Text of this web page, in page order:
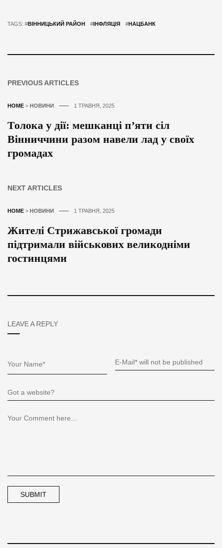
TAGS: #ВІННИЦЬКИЙ РАЙОН # ІНФЛЯЦІЯ #НАЦБАНК
PREVIOUS ARTICLES
HOME > НОВИНИ 1 ТРАВНЯ, 2025
Толока у дії: мешканці пʼяти сіл
Вінниччини разом навели лад у своїх
громадах
NEXT ARTICLES
HOME > НОВИНИ 1 ТРАВНЯ, 2025
Жителі Стрижавської громади
підтримали військових великодніми
гостинцями
LEAVE A REPLY